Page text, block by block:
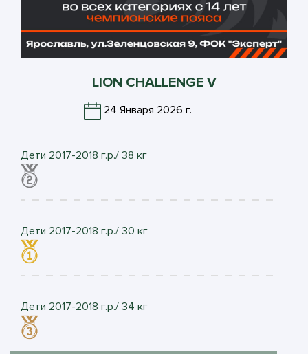
LION СHALLENGE V
24 Января 2026 г.
Дети 2017-2018 г.р./ 38 кг
Дети 2017-2018 г.р./ 30 кг
Дети 2017-2018 г.р./ 34 кг